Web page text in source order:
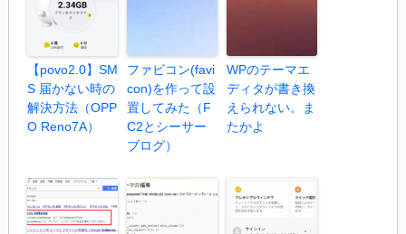
【povo2.0】SM
S 届かない時の
解決方法（OPP
O Reno7A）
ファビコン(favi
con)を作って設
置してみた（F
C2とシーサー
ブログ）
WPのテーマエ
ディタが書き換
えられない。ま
たかよ